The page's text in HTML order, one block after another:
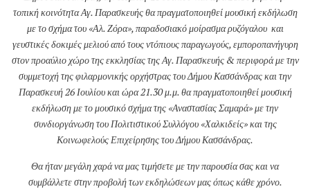
τοπική κοινότητα Αγ. Παρασκευήςθαπραγματοποιηθεί μουσική εκδήλωση
με το σχήμα του «Αλ. Ζόρα», παραδοσιακό μοίρασμα ρυζόγαλου και
γευστικές δοκιμές μελιού από τους ντόπιους παραγωγούς, εμποροπανήγυρη
στον προαύλιο χώρο της εκκλησίας της Αγ. Παρασκευής & περιφορά με την
συμμετοχή της φιλαρμονικής ορχήστρας του Δήμου Κασσάνδρας και την
Παρασκευή 26 Ιουλίου και ώρα 21.30 μ.μ. θα πραγματοποιηθεί μουσική
εκδήλωση με το μουσικό σχήμα της «Αναστασίας Σαμαρά» με την
συνδιοργάνωση του Πολιτιστικού Συλλόγου «Χαλκιδείς» και της
Κοινωφελούς Επιχείρησης του Δήμου Κασσάνδρας.
Θα ήταν μεγάλη χαρά να μας τιμήσετε με την παρουσία σας και να
συμβάλλετε στην προβολή των εκδηλώσεων μας όπως κάθε χρόνο.